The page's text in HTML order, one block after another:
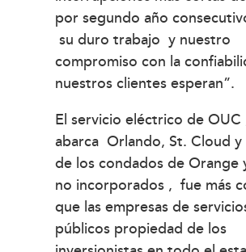
por segundo año
su duro trabajo y nuestro
compromiso con la
nuestros clientes esperan”.
El servicio eléctrico de OUC
abarca Orlando, St. Cloud
de los condados de Orange
no incorporados , fue más
que las empresas de
públicos propiedad de los